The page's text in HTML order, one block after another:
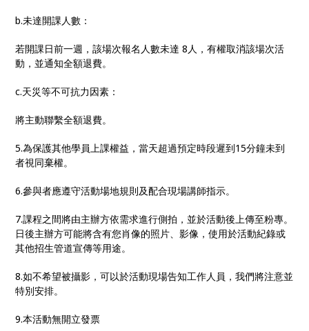
b.未達開課人數：
若開課日前一週，該場次報名人數未達 8人，有權取消該場次活
動，並通知全額退費。
c.天災等不可抗力因素：
將主動聯繫全額退費。
5.為保護其他學員上課權益，當天超過預定時段遲到15分鐘未到
者視同棄權。
6.參與者應遵守活動場地規則及配合現場講師指示。
7.課程之間將由主辦方依需求進行側拍，並於活動後上傳至粉專。
日後主辦方可能將含有您肖像的照片、影像，使用於活動紀錄或
其他招生管道宣傳等用途。
8.如不希望被攝影，可以於活動現場告知工作人員，我們將注意並
特別安排。
9.本活動無開立發票